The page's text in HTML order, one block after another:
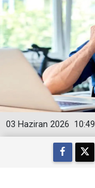
10:49
03 Haziran 2026